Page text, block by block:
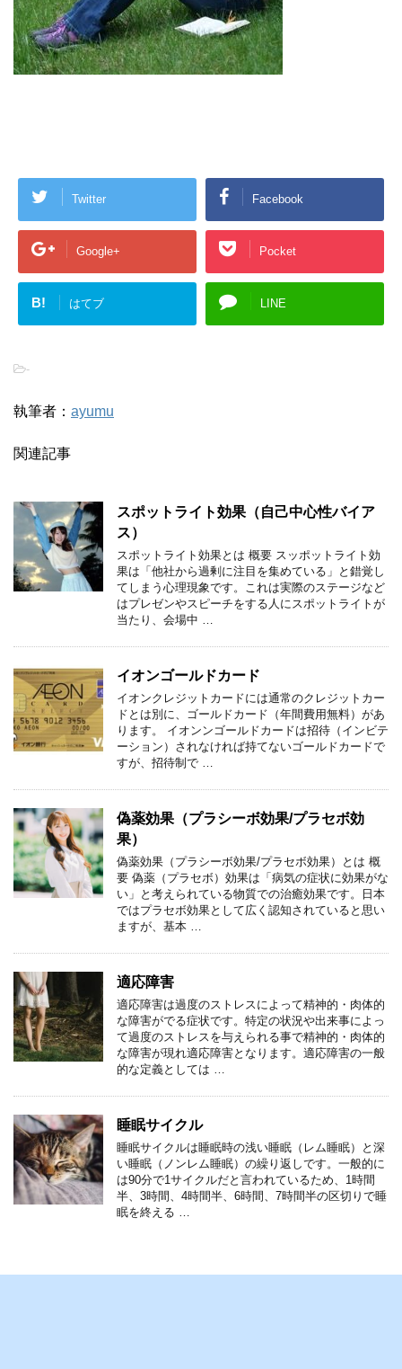
Twitter Facebook
Google+ Pocket
B! はてブ LINE
-
執筆者： ayumu
関連記事
スポットライト効果（自己中心性バイア
ス）
スポットライト効果とは 概要 スッポットライト効
果は「他社から過剰に注目を集めている」と錯覚し
てしまう心理現象です。これは実際のステージなど
はプレゼンやスピーチをする人にスポットライトが
当たり、会場中 …
イオンゴールドカード
イオンクレジットカードには通常のクレジットカー
ドとは別に、ゴールドカード（年間費用無料）があ
ります。 イオンンゴールドカードは招待（インビテ
ーション）されなければ持てないゴールドカードで
すが、招待制で …
偽薬効果（プラシーボ効果/プラセボ効
果）
偽薬効果（プラシーボ効果/プラセボ効果）とは 概
要 偽薬（プラセボ）効果は「病気の症状に効果がな
い」と考えられている物質での治癒効果です。日本
ではプラセボ効果として広く認知されていると思い
ますが、基本 …
適応障害
適応障害は過度のストレスによって精神的・肉体的
な障害がでる症状です。特定の状況や出来事によっ
て過度のストレスを与えられる事で精神的・肉体的
な障害が現れ適応障害となります。適応障害の一般
的な定義としては …
睡眠サイクル
睡眠サイクルは睡眠時の浅い睡眠（レム睡眠）と深
い睡眠（ノンレム睡眠）の繰り返しです。一般的に
は90分で1サイクルだと言われているため、1時間
半、3時間、4時間半、6時間、7時間半の区切りで睡
眠を終える …